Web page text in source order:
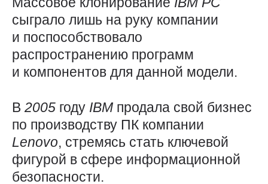
сыграло лишь на руку компании
и поспособствовало
распространению программ
и компонентов для данной модели.
В 2005 году IBM продала свой бизнес
по производству ПК компании
Lenovo, стремясь стать ключевой
фигурой в сфере информационной
безопасности.